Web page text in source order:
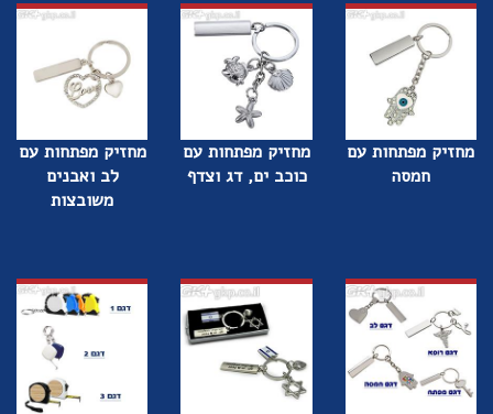
מחזיק מפתחות עם
חמסה
מחזיק מפתחות עם
כוכב ים, דג וצדף
מחזיק מפתחות עם
לב ואבנים
משובצות